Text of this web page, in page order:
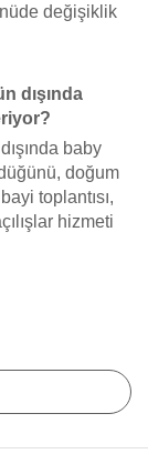
değişiklik
dışında
baby
doğum
toplantısı,
hizmeti